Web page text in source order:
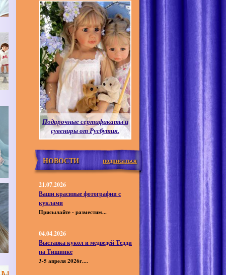
Подарочные сертификаты и
сувениры от Русбутик.
НОВОСТИ подписаться
21.07.2026
Ваши красивые фотографии с
куклами
Присылайте - разместим...
04.04.2026
Выставка кукол и медведей Тедди
на Тишинке
3-5 апреля 2026г....